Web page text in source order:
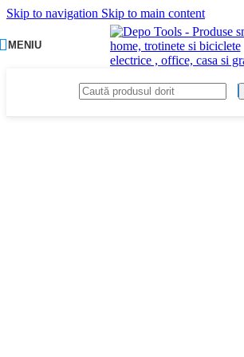
Skip to navigation Skip to main content
MENIU